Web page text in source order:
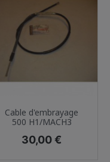
Cable d'embrayage
500 H1/MACH3
Prix
30,00 €